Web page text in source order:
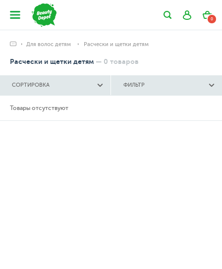
0
Для волос детям Расчески и щетки детям
Расчески и щетки детям — 0 товаров
СОРТИРОВКА ФИЛЬТР
Товары отсутствуют